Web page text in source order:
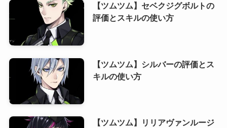
【ツムツム】セベクジグボルトの
評価とスキルの使い方
【ツムツム】シルバーの評価とス
キルの使い方
【ツムツム】リリアヴァンルージ